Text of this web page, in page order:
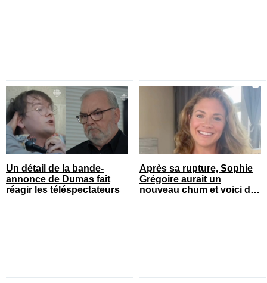
Un détail de la bande-
annonce de Dumas fait
réagir les téléspectateurs
Après sa rupture, Sophie
Grégoire aurait un
nouveau chum et voici de